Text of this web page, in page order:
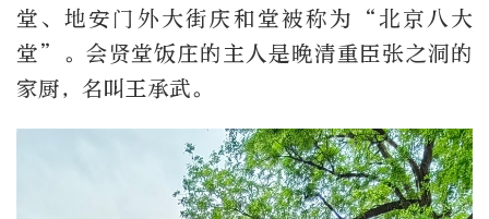
堂、地安门外大街庆和堂被称为“北京八大
堂”。会贤堂饭庄的主人是晚清重臣张之洞的
家厨，名叫王承武。